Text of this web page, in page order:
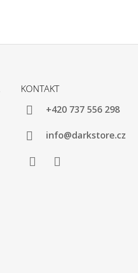
KONTAKT
+420 737 556 298
info@darkstore.cz